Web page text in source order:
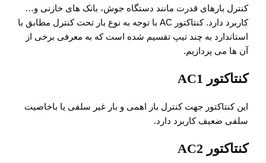
کنترل بارهای قدرت مانند دستگاه جوش، بانک های خازنی و…
کاربرد دارد. کنتاکتور AC با توجه به نوع بار تحت کنترل مطابق با
استاندارد به چند تیپ تقسیم شده است که به معرفی برخی از
آن ها می پردازیم.
کنتاکتور AC1
این کنتاکتور جهت کنترل بار اهمی و بار غیر سلفی یا باخاصیت
سلفی ضعیف کاربرد دارد.
کنتاکتور AC2